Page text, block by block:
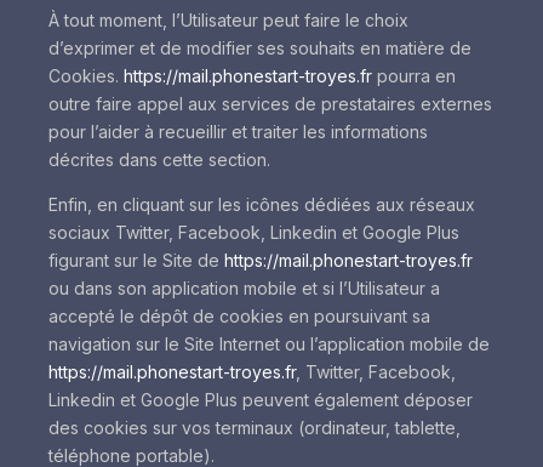
À tout moment, l’Utilisateur peut faire le choix
d’exprimer et de modifier ses souhaits en matière de
Cookies. https://mail.phonestart-troyes.fr pourra en
outre faire appel aux services de prestataires externes
pour l’aider à recueillir et traiter les informations
décrites dans cette section.
Enfin, en cliquant sur les icônes dédiées aux réseaux
sociaux Twitter, Facebook, Linkedin et Google Plus
figurant sur le Site de https://mail.phonestart-troyes.fr
ou dans son application mobile et si l’Utilisateur a
accepté le dépôt de cookies en poursuivant sa
navigation sur le Site Internet ou l’application mobile de
https://mail.phonestart-troyes.fr, Twitter, Facebook,
Linkedin et Google Plus peuvent également déposer
des cookies sur vos terminaux (ordinateur, tablette,
téléphone portable).